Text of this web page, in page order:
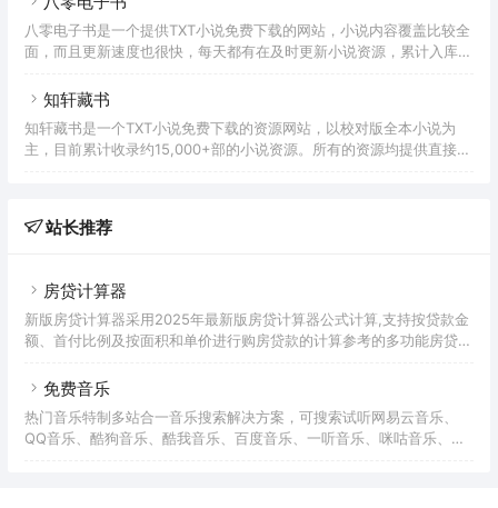
源还支持下载，但是需要积分才行，积分又需要注册，现在也没开放注
册，算是一个有但无用的功能。希望可以早日解决注册的问题。哔哩轻
过
八零电子书是一个提供TXT小说免费下载的网站，小说内容覆盖比较全
面，而且更新速度也很快，每天都有在及时更新小说资源，累计入库约
的细节上感觉还不错，比如分类齐全，搜索支持综合、作者、名称。重
告收入，还要维持下载服务器和日常运营，有点不可思议。八零电子书
也提供了安卓APP客户端，尝试安装了下，属于网页版的套壳，和直接
知轩藏书
知轩藏书是一个TXT小说免费下载的资源网站，以校对版全本小说为
主，目前累计收录约15,000+部的小说资源。所有的资源均提供直接下
站长推荐
房贷计算器
新版房贷计算器采用2025年最新版房贷计算器公式计算,支持按贷款金
额、首付比例及按面积和单价进行购房贷款的计算参考的多功能房贷计
贷款利率、首付、月供明细等提供计算参考。
免费音乐
热门音乐特制多站合一音乐搜索解决方案，可搜索试听网易云音乐、
QQ音乐、酷狗音乐、酷我音乐、百度音乐、一听音乐、咪咕音乐、荔